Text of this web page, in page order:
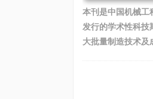
本刊是中国机械工
发行的学术性科技
大批量制造技术